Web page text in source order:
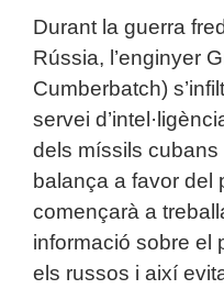
Durant la guerra
Rússia, l’enginyer
Cumberbatch)
servei
dels míssils
balança a favor del
començarà a
informació sobre el
els russos i així